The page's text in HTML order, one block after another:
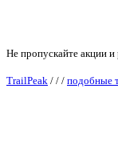
Не пропускайте акции
TrailPeak / / / подобные